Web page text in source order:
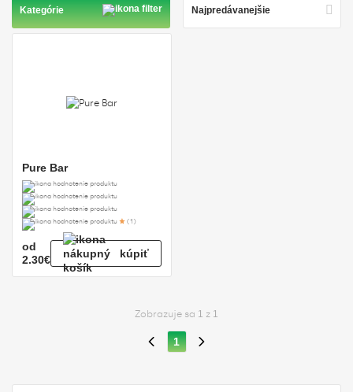
Kategórie
Pure Bar
(1)
od
2.30€
kúpiť
Zobrazuje sa 1 z 1
1